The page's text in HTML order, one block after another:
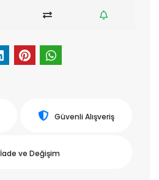
Güvenli Alışveriş
İade ve Değişim